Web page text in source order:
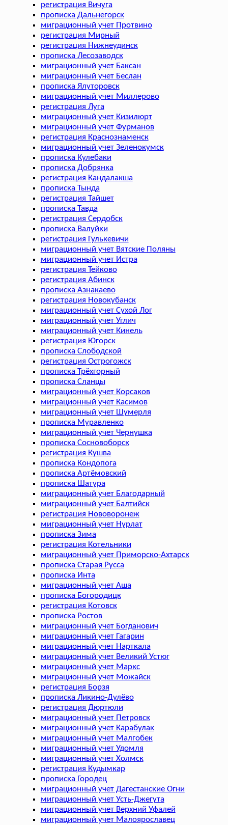
регистрация Вичуга
прописка Дальнегорск
миграционный учет Протвино
регистрация Мирный
регистрация Нижнеудинск
прописка Лесозаводск
миграционный учет Баксан
миграционный учет Беслан
прописка Ялуторовск
миграционный учет Миллерово
регистрация Луга
миграционный учет Кизилюрт
миграционный учет Фурманов
регистрация Краснознаменск
миграционный учет Зеленокумск
прописка Кулебаки
прописка Добрянка
регистрация Кандалакша
прописка Тында
регистрация Тайшет
прописка Тавда
регистрация Сердобск
прописка Валуйки
регистрация Гулькевичи
миграционный учет Вятские Поляны
миграционный учет Истра
регистрация Тейково
регистрация Абинск
прописка Азнакаево
регистрация Новокубанск
миграционный учет Сухой Лог
миграционный учет Углич
миграционный учет Кинель
регистрация Югорск
прописка Слободской
регистрация Острогожск
прописка Трёхгорный
прописка Сланцы
миграционный учет Корсаков
миграционный учет Касимов
миграционный учет Шумерля
прописка Муравленко
миграционный учет Чернушка
прописка Сосновоборск
регистрация Кушва
прописка Кондопога
прописка Артёмовский
прописка Шатура
миграционный учет Благодарный
миграционный учет Балтийск
регистрация Нововоронеж
миграционный учет Нурлат
прописка Зима
регистрация Котельники
миграционный учет Приморско-Ахтарск
прописка Старая Русса
прописка Инта
миграционный учет Аша
прописка Богородицк
регистрация Котовск
прописка Ростов
миграционный учет Богданович
миграционный учет Гагарин
миграционный учет Нарткала
миграционный учет Великий Устюг
миграционный учет Маркс
миграционный учет Можайск
регистрация Борзя
прописка Ликино-Дулёво
регистрация Дюртюли
миграционный учет Петровск
миграционный учет Карабулак
миграционный учет Малгобек
миграционный учет Удомля
миграционный учет Холмск
регистрация Кудымкар
прописка Городец
миграционный учет Дагестанские Огни
миграционный учет Усть-Джегута
миграционный учет Верхний Уфалей
миграционный учет Малоярославец